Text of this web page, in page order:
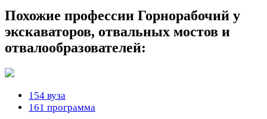
Похожие профессии Горнорабочий у
экскаваторов, отвальных мостов и
отвалообразователей:
154 вуза
161 программа